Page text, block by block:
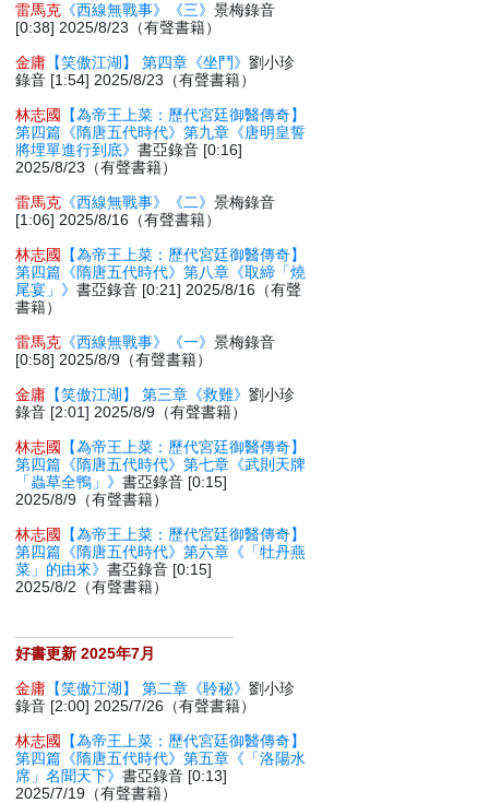
雷馬克 《西線無戰事》《三》景梅錄音
[0:38] 2025/8/23（有聲書籍）
金庸 【笑傲江湖】 第四章《坐鬥》劉小珍
錄音 [1:54] 2025/8/23（有聲書籍）
林志國
【為帝王上菜：歷代宮廷御醫傳奇】
第四篇《隋唐五代時代》第九章《唐明皇誓
將埋單進行到底》書亞錄音 [0:16]
2025/8/23（有聲書籍）
雷馬克 《西線無戰事》《二》景梅錄音
[1:06] 2025/8/16（有聲書籍）
林志國
【為帝王上菜：歷代宮廷御醫傳奇】
第四篇《隋唐五代時代》第八章《取締「燒
尾宴」》書亞錄音 [0:21] 2025/8/16（有聲
書籍）
雷馬克 《西線無戰事》《一》景梅錄音
[0:58] 2025/8/9（有聲書籍）
金庸 【笑傲江湖】 第三章《救難》劉小珍
錄音 [2:01] 2025/8/9（有聲書籍）
林志國
【為帝王上菜：歷代宮廷御醫傳奇】
第四篇《隋唐五代時代》第七章《武則天牌
「蟲草全鴨」》書亞錄音 [0:15]
2025/8/9（有聲書籍）
林志國
【為帝王上菜：歷代宮廷御醫傳奇】
第四篇《隋唐五代時代》第六章《「牡丹燕
菜」的由來》書亞錄音 [0:15]
2025/8/2（有聲書籍）
好書更新 2025年7月
金庸 【笑傲江湖】 第二章《聆秘》劉小珍
錄音 [2:00] 2025/7/26（有聲書籍）
林志國
【為帝王上菜：歷代宮廷御醫傳奇】
第四篇《隋唐五代時代》第五章《「洛陽水
席」名聞天下》書亞錄音 [0:13]
2025/7/19（有聲書籍）